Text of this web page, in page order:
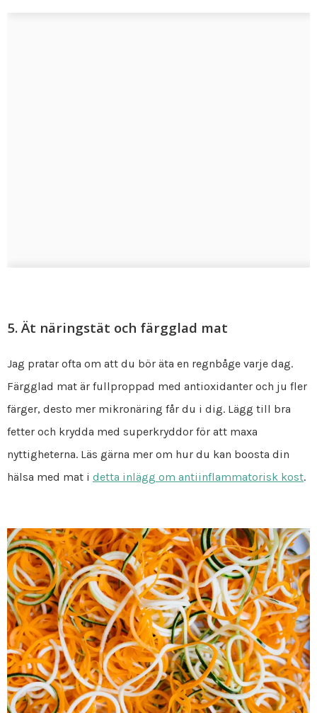
5. Ät näringstät och färgglad mat
Jag pratar ofta om att du bör äta en regnbåge varje dag.
Färgglad mat är fullproppad med antioxidanter och ju fler
färger, desto mer mikronäring får du i dig. Lägg till bra
fetter och krydda med superkryddor för att maxa
nyttigheterna. Läs gärna mer om hur du kan boosta din
hälsa med mat i detta inlägg om antiinflammatorisk kost.